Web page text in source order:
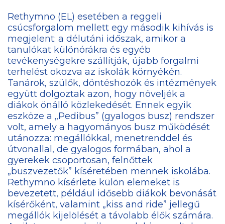
Rethymno (EL) esetében a reggeli
csúcsforgalom mellett egy második kihívás is
megjelent: a délutáni időszak, amikor a
tanulókat különórákra és egyéb
tevékenységekre szállítják, újabb forgalmi
terhelést okozva az iskolák környékén.
Tanárok, szülők, döntéshozók és intézmények
együtt dolgoztak azon, hogy növeljék a
diákok önálló közlekedését. Ennek egyik
eszköze a „Pedibus” (gyalogos busz) rendszer
volt, amely a hagyományos busz működését
utánozza: megállókkal, menetrenddel és
útvonallal, de gyalogos formában, ahol a
gyerekek csoportosan, felnőttek
„buszvezetők” kíséretében mennek iskolába.
Rethymno kísérlete külön elemeket is
bevezetett, például idősebb diákok bevonását
kísérőként, valamint „kiss and ride” jellegű
megállók kijelölését a távolabb élők számára.